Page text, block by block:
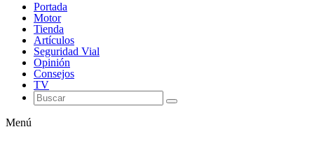
Portada
Motor
Tienda
Artículos
Seguridad Vial
Opinión
Consejos
TV
Menú